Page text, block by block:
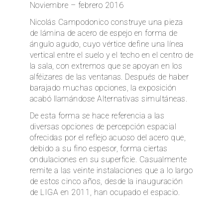
Noviembre – febrero 2016
Nicolás Campodonico construye una pieza
de lámina de acero de espejo en forma de
ángulo agudo, cuyo vértice define una línea
vertical entre el suelo y el techo en el centro de
la sala, con extremos que se apoyan en los
alféizares de las ventanas. Después de haber
barajado muchas opciones, la exposición
acabó llamándose Alternativas simultáneas.
De esta forma se hace referencia a las
diversas opciones de percepción espacial
ofrecidas por el reflejo acuoso del acero que,
debido a su fino espesor, forma ciertas
ondulaciones en su superficie. Casualmente
remite a las veinte instalaciones que a lo largo
de estos cinco años, desde la inauguración
de LIGA en 2011, han ocupado el espacio.